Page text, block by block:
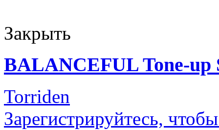
Закрыть
BALANCEFUL Tone-up
Torriden
Зарегистрируйтесь,